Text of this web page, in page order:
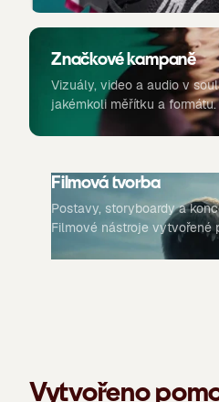
Značkové kampaně
Vizuály, video a audio v
jakémkoli měřítku a formátu.
Filmová tvorba
Postavy, storyboardy a
Filmové nástroje vytvořené
Vytvořeno